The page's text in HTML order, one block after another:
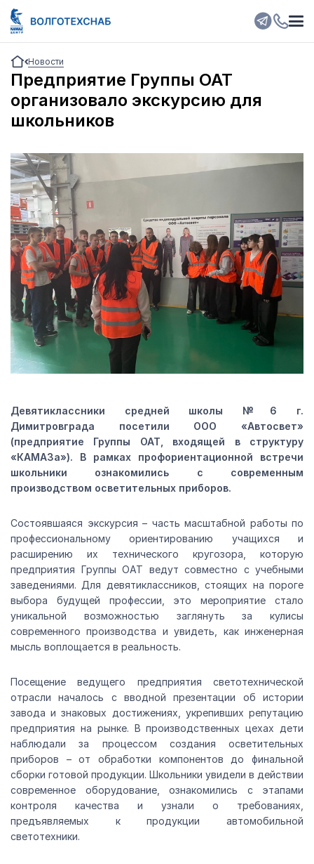
Новости
Предприятие Группы ОАТ
организовало экскурсию для
школьников
Девятиклассники средней школы №6 г.
Димитровграда посетили ООО «Автосвет»
(предприятие Группы ОАТ, входящей в структуру
«КАМАЗа»). В рамках профориентационной встречи
школьники ознакомились с современным
производством осветительных приборов.
Состоявшаяся экскурсия – часть масштабной работы по
профессиональному ориентированию учащихся и
расширению их технического кругозора, которую
предприятия Группы ОАТ ведут совместно с учебными
заведениями. Для девятиклассников, стоящих на пороге
выбора будущей профессии, это мероприятие стало
уникальной возможностью заглянуть за кулисы
современного производства и увидеть, как инженерная
мысль воплощается в реальность.
Посещение ведущего предприятия светотехнической
отрасли началось с вводной презентации об истории
завода и знаковых достижениях, укрепивших репутацию
предприятия на рынке. В производственных цехах дети
наблюдали за процессом создания осветительных
приборов – от обработки компонентов до финальной
сборки готовой продукции. Школьники увидели в действии
современное оборудование, ознакомились с этапами
контроля качества и узнали о требованиях,
предъявляемых к продукции автомобильной
светотехники.